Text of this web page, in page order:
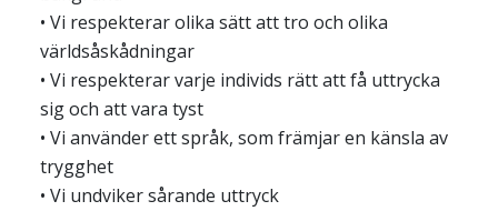
• Vi respekterar olika sätt att tro och olika
världsåskådningar
• Vi respekterar varje individs rätt att få uttrycka
sig och att vara tyst
• Vi använder ett språk, som främjar en känsla av
trygghet
• Vi undviker sårande uttryck